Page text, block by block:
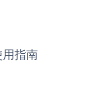
用指南